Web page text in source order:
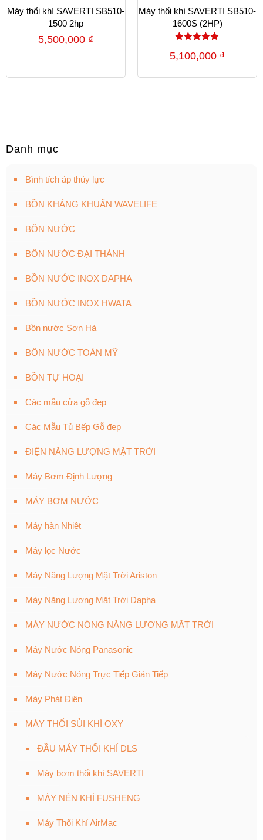
Máy thổi khí SAVERTI SB510-
1500 2hp
5,500,000 ₫
Máy thổi khí SAVERTI SB510-
1600S (2HP)
hạng
5,100,000 ₫
Danh mục
Bình tích áp thủy lực
BỒN KHÁNG KHUẨN WAVELIFE
BỒN NƯỚC
BỒN NƯỚC ĐẠI THÀNH
BỒN NƯỚC INOX DAPHA
BỒN NƯỚC INOX HWATA
Bồn nước Sơn Hà
BỒN NƯỚC TOÀN MỸ
BỒN TỰ HOẠI
Các mẫu cửa gỗ đẹp
Các Mẫu Tủ Bếp Gỗ đẹp
ĐIỆN NĂNG LƯỢNG MẶT TRỜI
Máy Bơm Định Lượng
MÁY BƠM NƯỚC
Máy hàn Nhiệt
Máy lọc Nước
Máy Năng Lượng Mặt Trời Ariston
Máy Năng Lượng Mặt Trời Dapha
MÁY NƯỚC NÓNG NĂNG LƯỢNG MẶT TRỜI
Máy Nước Nóng Panasonic
Máy Nước Nóng Trực Tiếp Gián Tiếp
Máy Phát Điện
MÁY THỔI SỦI KHÍ OXY
ĐẦU MÁY THỔI KHÍ DLS
Máy bơm thổi khí SAVERTI
MÁY NÉN KHÍ FUSHENG
Máy Thổi Khí AirMac